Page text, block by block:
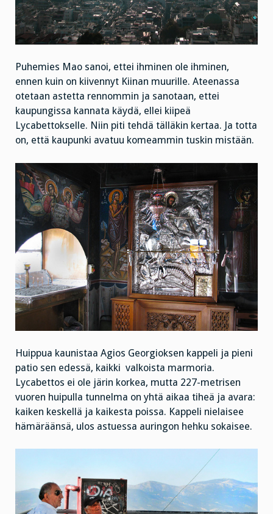
Puhemies Mao sanoi, ettei ihminen ole ihminen,
ennen kuin on kiivennyt Kiinan muurille. Ateenassa
otetaan astetta rennommin ja sanotaan, ettei
kaupungissa kannata käydä, ellei kiipeä
Lycabettokselle. Niin piti tehdä tälläkin kertaa. Ja totta
on, että kaupunki avatuu komeammin tuskin mistään.
Huippua kaunistaa Agios Georgioksen kappeli ja pieni
patio sen edessä, kaikki valkoista marmoria.
Lycabettos ei ole järin korkea, mutta 227-metrisen
vuoren huipulla tunnelma on yhtä aikaa tiheä ja avara:
kaiken keskellä ja kaikesta poissa. Kappeli nielaisee
hämäräänsä, ulos astuessa auringon hehku sokaisee.